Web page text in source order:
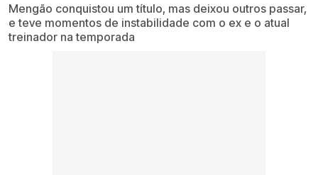
Mengão conquistou um título, mas deixou outros passar,
e teve momentos de instabilidade com o ex e o atual
treinador na temporada